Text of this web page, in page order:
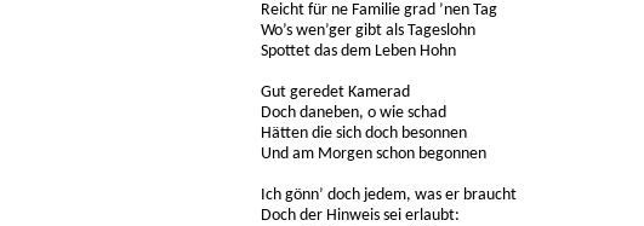
Reicht für ne Familie grad ’nen Tag
Wo’s wen’ger gibt als Tageslohn
Spottet das dem Leben Hohn
Gut geredet Kamerad
Doch daneben, o wie schad
Hätten die sich doch besonnen
Und am Morgen schon begonnen
Ich gönn’ doch jedem, was er braucht
Doch der Hinweis sei erlaubt: